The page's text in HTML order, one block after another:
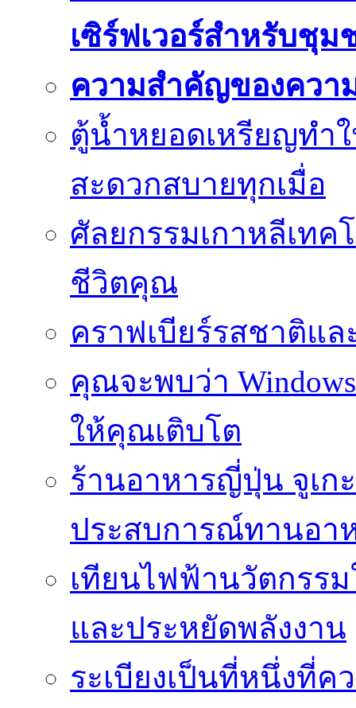
เซิร์ฟเวอร์สำหรับชุม
ความสำคัญของควา
ตู้น้ำหยอดเหรียญทำ
สะดวกสบายทุกเมื่อ
ศัลยกรรมเกาหลีเท
ชีวิตคุณ
คราฟเบียร์รสชาติแ
คุณจะพบว่า
ให้คุณเติบโต
ร้านอาหารญี่ปุ่น จูเก
ประสบการณ์ทานอา
เทียนไฟฟ้านวัตกรร
และประหยัดพลังงาน
ระเบียงเป็นที่หนึ่งที่ค